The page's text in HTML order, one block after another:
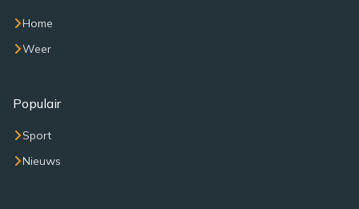
Home
Weer
Populair
Sport
Nieuws